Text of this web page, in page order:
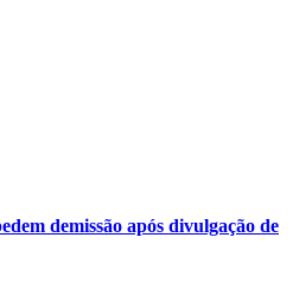
demissão após divulgação de